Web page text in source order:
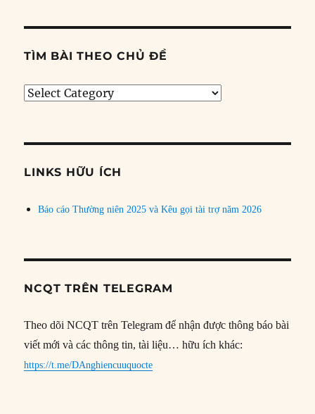
TÌM BÀI THEO CHỦ ĐỀ
Tìm
đề
LINKS HỮU ÍCH
Báo cáo Thường niên 2025 và Kêu gọi tài trợ năm 2026
NCQT TRÊN TELEGRAM
Theo dõi NCQT trên Telegram để nhận được thông báo bài
viết mới và các thông tin, tài liệu… hữu ích khác:
https://t.me/DAnghiencuuquocte